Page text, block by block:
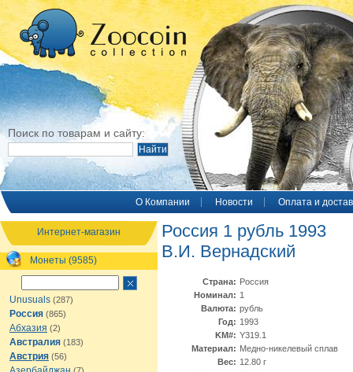
Поиск по товарам и сайту:
O Компании Новости Оплата и
Интернет-магазин
Монеты (9585)
Unusuals (287)
Россия (865)
Абхазия (2)
Австралия (183)
Австрия (56)
Россия 1 рубль 1993
В.И. Вернадский
Страна: Россия
Номинал: 1
Валюта: рубль
Год: 1993
KM#: Y319.1
Материал: Медно-никелевый сплав
Вес: 12.80 г